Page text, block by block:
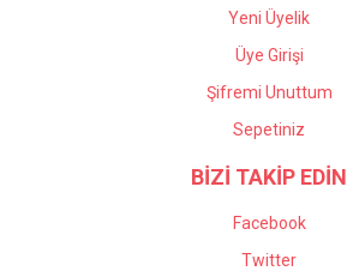
Yeni Üyelik
Üye Girişi
Şifremi Unuttum
Sepetiniz
BİZİ TAKİP EDİN
Facebook
Twitter